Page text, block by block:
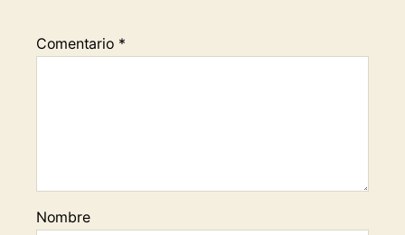
Comentario *
Nombre